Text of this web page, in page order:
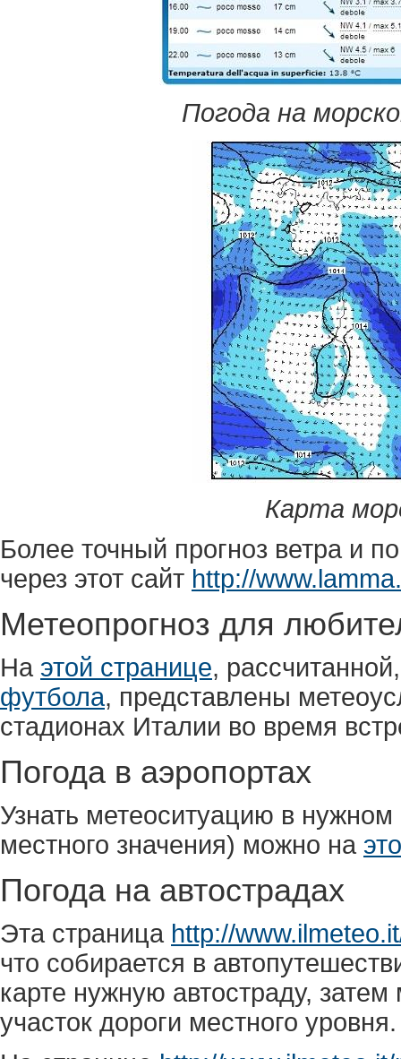
Погода на
Карта
Более точный прогноз ветра и
через этот сайт http://
Метеопрогноз для
На этой странице,
футбола, представлены
стадионах Италии во время
Погода в аэропортах
Узнать метеоситуацию в
местного значения) можно на
Погода на автострадах
Эта страница http://
что собирается в
карте нужную автостраду,
участок дороги местного уровня.